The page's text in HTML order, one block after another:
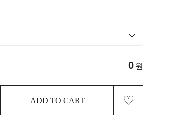
0 원
ADD TO CART ♡